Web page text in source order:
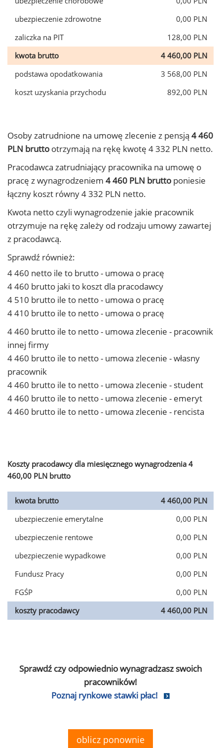
ubezpieczenie zdrowotne
0,00 PLN
zaliczka na PIT
128,00 PLN
kwota brutto
4 460,00 PLN
podstawa opodatkowania
3 568,00 PLN
koszt uzyskania przychodu
892,00 PLN
Osoby zatrudnione na umowę zlecenie z pensją 4 460
PLN brutto otrzymają na rękę kwotę 4 332 PLN netto.
Pracodawca zatrudniający pracownika na umowę o
pracę z wynagrodzeniem 4 460 PLN brutto poniesie
łączny koszt równy 4 332 PLN netto.
Kwota netto czyli wynagrodzenie jakie pracownik
otrzymuje na rękę zależy od rodzaju umowy zawartej
z pracodawcą.
Sprawdź również:
4 460 netto ile to brutto - umowa o pracę
4 460 brutto jaki to koszt dla pracodawcy
4 510 brutto ile to netto - umowa o pracę
4 410 brutto ile to netto - umowa o pracę
4 460 brutto ile to netto - umowa zlecenie - pracownik
innej firmy
4 460 brutto ile to netto - umowa zlecenie - własny
pracownik
4 460 brutto ile to netto - umowa zlecenie - student
4 460 brutto ile to netto - umowa zlecenie - emeryt
4 460 brutto ile to netto - umowa zlecenie - rencista
Koszty pracodawcy dla miesięcznego wynagrodzenia 4
460,00 PLN brutto
kwota brutto
4 460,00 PLN
ubezpieczenie emerytalne
0,00 PLN
ubezpieczenie rentowe
0,00 PLN
ubezpieczenie wypadkowe
0,00 PLN
Fundusz Pracy
0,00 PLN
FGŚP
0,00 PLN
koszty pracodawcy
4 460,00 PLN
Sprawdź czy odpowiednio wynagradzasz swoich
pracowników!
Poznaj rynkowe stawki płac!
oblicz ponownie